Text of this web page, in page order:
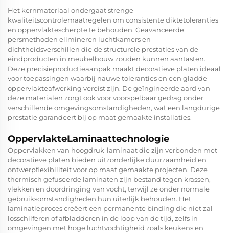
Het kernmateriaal ondergaat strenge
kwaliteitscontrolemaatregelen om consistente diktetoleranties
en oppervlaktescherpte te behouden. Geavanceerde
persmethoden elimineren luchtkamers en
dichtheidsverschillen die de structurele prestaties van de
eindproducten in meubelbouw zouden kunnen aantasten.
Deze precisieproductieaanpak maakt decoratieve platen ideaal
voor toepassingen waarbij nauwe toleranties en een gladde
oppervlakteafwerking vereist zijn. De geïngineerde aard van
deze materialen zorgt ook voor voorspelbaar gedrag onder
verschillende omgevingsomstandigheden, wat een langdurige
prestatie garandeert bij op maat gemaakte installaties.
OppervlakteLaminaattechnologie
Oppervlakken van hoogdruk-laminaat die zijn verbonden met
decoratieve platen bieden uitzonderlijke duurzaamheid en
ontwerpflexibiliteit voor op maat gemaakte projecten. Deze
thermisch gefuseerde laminaten zijn bestand tegen krassen,
vlekken en doordringing van vocht, terwijl ze onder normale
gebruiksomstandigheden hun uiterlijk behouden. Het
laminatieproces creëert een permanente binding die niet zal
losschilferen of afbladderen in de loop van de tijd, zelfs in
omgevingen met hoge luchtvochtigheid zoals keukens en